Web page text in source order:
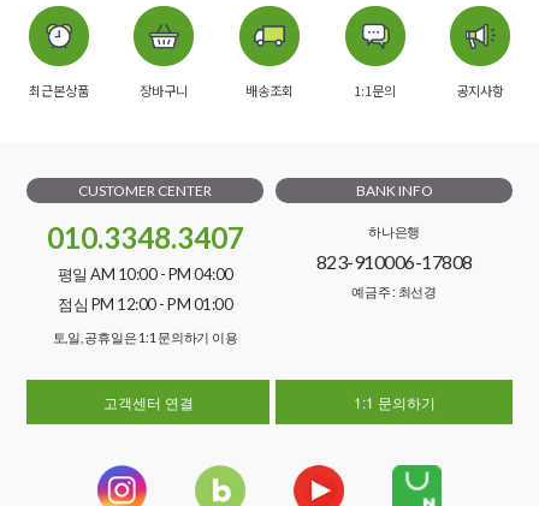
최근본상품 장바구니 배송조회 1:1문의 공지사항
CUSTOMER CENTER
010.3348.3407
평일 AM 10:00 - PM 04:00
점심 PM 12:00 - PM 01:00
토,일, 공휴일은 1:1 문의하기 이용
BANK INFO
하나은행
823-910006-17808
예금주 : 최선경
고객센터 연결 1:1 문의하기